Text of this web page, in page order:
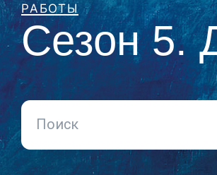
РАБОТЫ
Сезон 5.
Поиск